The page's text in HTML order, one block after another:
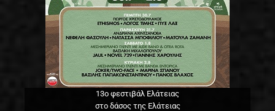
13o φεστιβάλ Ελάτειας
στο δάσος της Ελάτειας